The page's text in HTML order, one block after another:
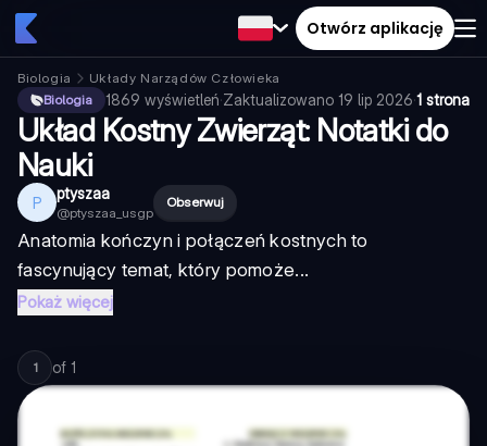
Otwórz aplikację
Biologia
Układy Narządów Człowieka
Biologia
1869 wyświetleń·Zaktualizowano 19 lip 2026·1 strona
Układ Kostny Zwierząt: Notatki do
Nauki
P ptyszaa
@ptyszaa_usgp
Obserwuj
Anatomia kończyn i połączeń kostnych to
fascynujący temat, który pomoże...
Pokaż więcej
1 of 1